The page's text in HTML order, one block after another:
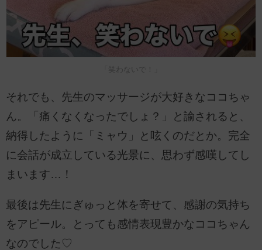
「笑わないで！」
それでも、先生のマッサージが大好きなココちゃ
ん。「痛くなくなったでしょ？」と諭されると、
納得したように「ミャウ」と呟くのだとか。完全
に会話が成立している光景に、思わず感嘆してし
まいます…！
最後は先生にぎゅっと体を寄せて、感謝の気持ち
をアピール。とっても感情表現豊かなココちゃん
なのでした♡